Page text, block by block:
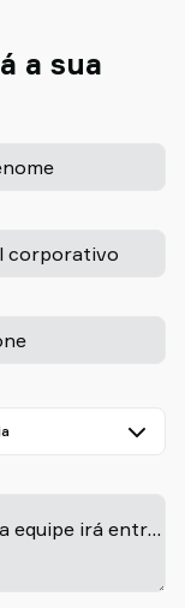
a sua
corporativo
Deixe aqui a sua mensagem e nossa equipe irá entrar em contato em breve!
-